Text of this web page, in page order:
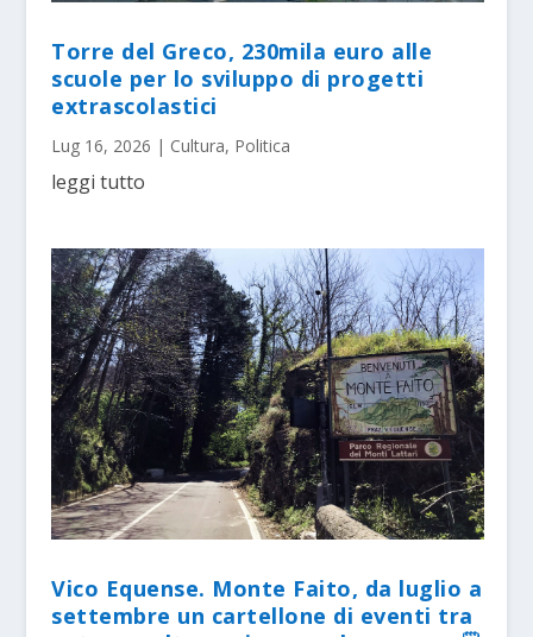
Torre del Greco, 230mila euro alle
scuole per lo sviluppo di progetti
extrascolastici
Lug 16, 2026 | Cultura, Politica
leggi tutto
Vico Equense. Monte Faito, da luglio a
settembre un cartellone di eventi tra